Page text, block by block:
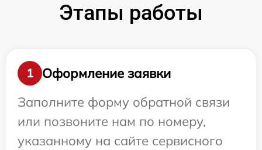
Этапы работы
1
Оформление заявки
Заполните форму обратной связи
или позвоните нам по номеру,
указанному на сайте сервисного